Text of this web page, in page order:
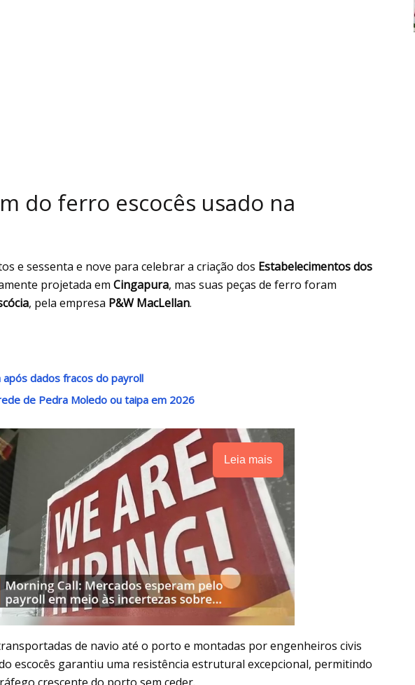
do ferro escocês usado na
e sessenta e nove para celebrar a criação dos Estabelecimentos dos
projetada em Cingapura, mas suas peças de ferro foram
, pela empresa P&W MacLellan.
após dados fracos do payroll
de Pedra Moledo ou taipa em 2026
Leia mais
de navio até o porto e montadas por engenheiros civis
escocês garantiu uma resistência estrutural excepcional, permitindo